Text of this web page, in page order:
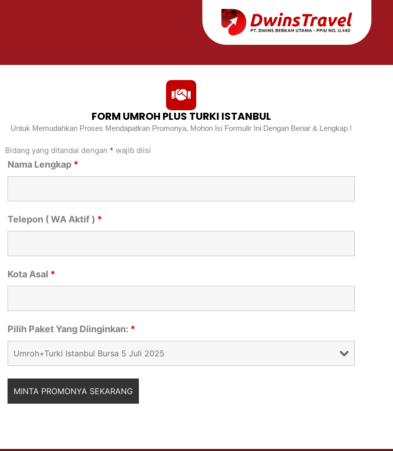
FORM UMROH PLUS TURKI ISTANBUL
Untuk Memudahkan Proses Mendapatkan Promonya, Mohon Isi Formulir Ini Dengan Benar & Lengkap !
Bidang yang ditandai dengan * wajib diisi
Nama Lengkap *
Telepon ( WA Aktif ) *
Kota Asal *
Pilih Paket Yang Diinginkan: *